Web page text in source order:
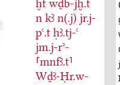
ḫt wḏb-jḫ.t
n kꜣ n(.j) jr.j-
pꜥ.t ḥꜣ.tj-ꜥ
jm.j-rʾ-
⸢mnfꜣ.t⸣
Wḏꜣ-Ḥr.w-